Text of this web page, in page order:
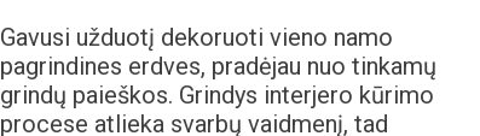
Gavusi užduotį dekoruoti vieno namo
pagrindines erdves, pradėjau nuo tinkamų
grindų paieškos. Grindys interjero kūrimo
procese atlieka svarbų vaidmenį, tad